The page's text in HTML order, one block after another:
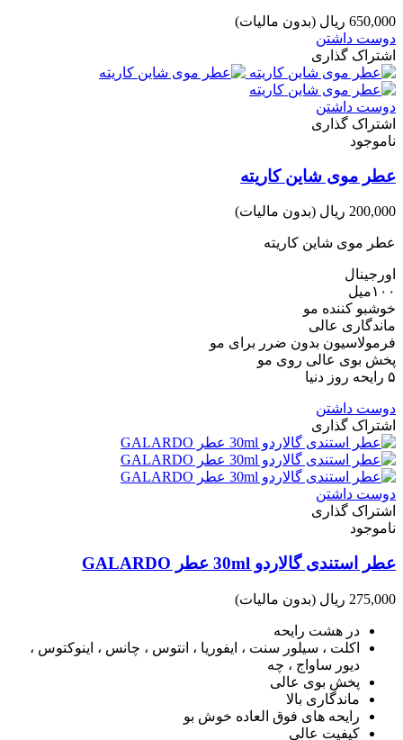
650,000 ریال
(بدون مالیات)
دوست داشتن
اشتراک گذاری
دوست داشتن
اشتراک گذاری
ناموجود
عطر موی شاین کاریته
200,000 ریال (بدون مالیات)
عطر موی شاین کاریته
اورجینال
۱۰۰میل
خوشبو کننده مو
ماندگاری عالی
فرمولاسیون بدون ضرر برای مو
پخش بوی عالی روی مو
۵ رایحه روز دنیا
دوست داشتن
اشتراک گذاری
دوست داشتن
اشتراک گذاری
ناموجود
عطر استندی گالاردو 30ml عطر GALARDO
275,000 ریال (بدون مالیات)
در هشت رایحه
اکلت ، سیلور سنت ، ایفوریا ، انتوس ، چانس ، اینوکتوس ،
دیور ساواج ، چه
پخش بوی عالی
ماندگاری بالا
رایحه های فوق العاده خوش بو
کیفیت عالی